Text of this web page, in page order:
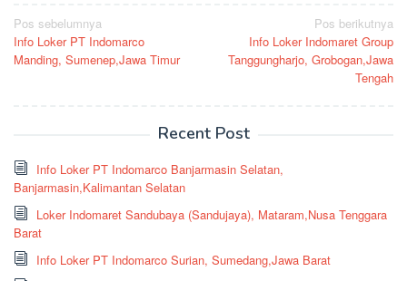
Navigasi
pos
Pos sebelumnya
Info Loker PT Indomarco
Manding, Sumenep,Jawa Timur
Pos berikutnya
Info Loker Indomaret Group
Tanggungharjo, Grobogan,Jawa
Tengah
Recent Post
Info Loker PT Indomarco Banjarmasin Selatan,
Banjarmasin,Kalimantan Selatan
Loker Indomaret Sandubaya (Sandujaya), Mataram,Nusa Tenggara
Barat
Info Loker PT Indomarco Surian, Sumedang,Jawa Barat